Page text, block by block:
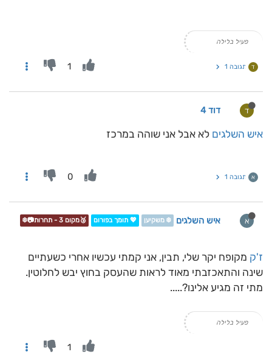
פעיל בלילה
ד תגובה 1 1
ד דוד 4
איש השלגים לא אבל אני שוהה במרכז
א תגובה 1 0
א איש השלגים ❄️ משקיען 💖 תומך בפורום 🥉מקום 3 - תחרות📷❄️
ז'ק מקופח יקר שלי, תבין, אני קמתי עכשיו אחרי כשעתיים
שינה והתאכזבתי מאוד לראות שהעסק בחוץ יבש לחלוטין.
מתי זה מגיע אלינו?.....
פעיל בלילה
1